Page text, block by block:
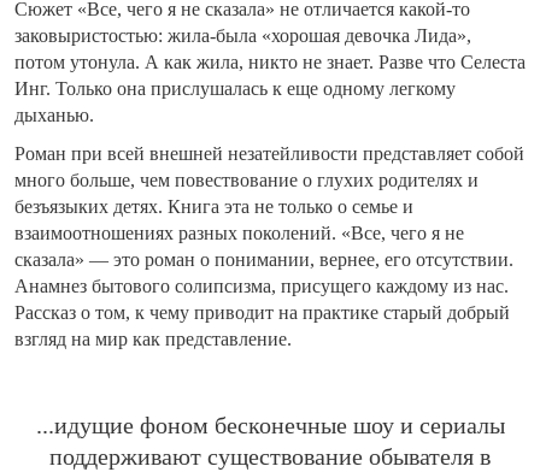
Сюжет «Все, чего я не сказала» не отличается какой-то
заковыристостью: жила-была «хорошая девочка Лида»,
потом утонула. А как жила, никто не знает. Разве что Селеста
Инг. Только она прислушалась к еще одному легкому
дыханью.
Роман при всей внешней незатейливости представляет собой
много больше, чем повествование о глухих родителях и
безъязыких детях. Книга эта не только о семье и
взаимоотношениях разных поколений. «Все, чего я не
сказала» — это роман о понимании, вернее, его отсутствии.
Анамнез бытового солипсизма, присущего каждому из нас.
Рассказ о том, к чему приводит на практике старый добрый
взгляд на мир как представление.
...идущие фоном бесконечные шоу и сериалы
поддерживают существование обывателя в